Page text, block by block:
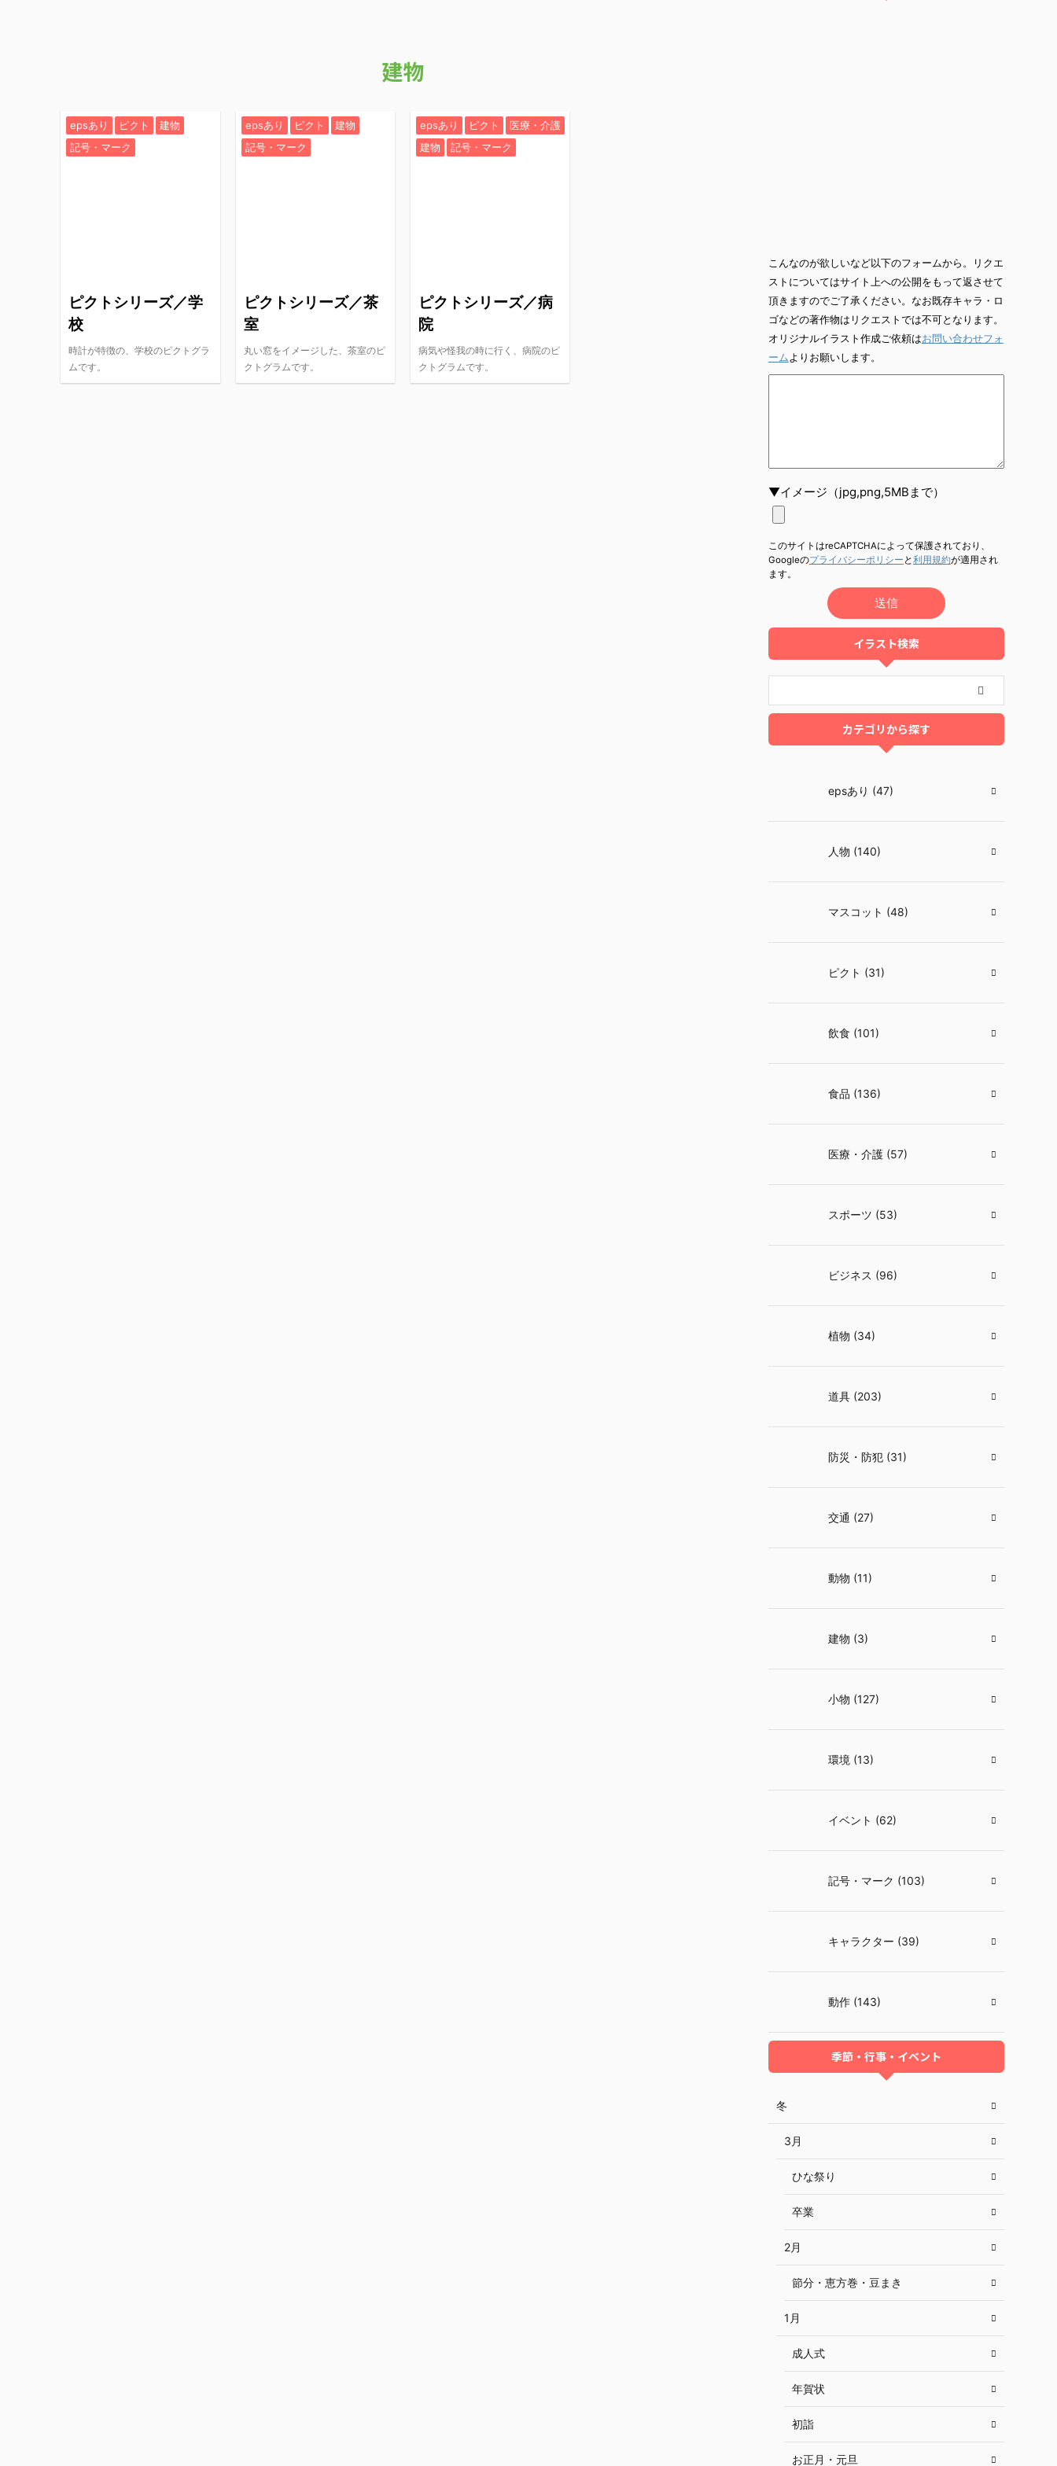
建物
epsあり ピクト
建物
記号・マーク
ピクトシリーズ／学
校
時計が特徴の、学校のピクトグラ
ムです。
epsあり ピクト
建物
記号・マーク
ピクトシリーズ／茶
室
丸い窓をイメージした、茶室のピ
クトグラムです。
epsあり ピクト
医療・介護
建物
記号・マーク
ピクトシリーズ／病
院
病気や怪我の時に行く、病院のピ
クトグラムです。
こんなのが欲しいなど以下のフォームから。リクエ
ストについてはサイト上への公開をもって返させて
頂きますのでご了承ください。なお既存キャラ・ロ
ゴなどの著作物はリクエストでは不可となります。
オリジナルイラスト作成ご依頼はお問い合わせフォ
ーム よりお願いします。
▼イメージ（jpg,png,5MBまで）
このサイトはreCAPTCHAによって保護されており、
Googleのプライバシーポリシー と利用規約が適用され
ます。
イラスト検索
カテゴリから探す
epsあり (47)
人物 (140)
マスコット (48)
ピクト (31)
飲食 (101)
食品 (136)
医療・介護 (57)
スポーツ (53)
ビジネス (96)
植物 (34)
道具 (203)
防災・防犯 (31)
交通 (27)
動物 (11)
建物 (3)
小物 (127)
環境 (13)
イベント (62)
記号・マーク (103)
キャラクター (39)
動作 (143)
季節・行事・イベント
冬
3月
ひな祭り
卒業
2月
節分・恵方巻・豆まき
1月
成人式
年賀状
初詣
お正月・元旦